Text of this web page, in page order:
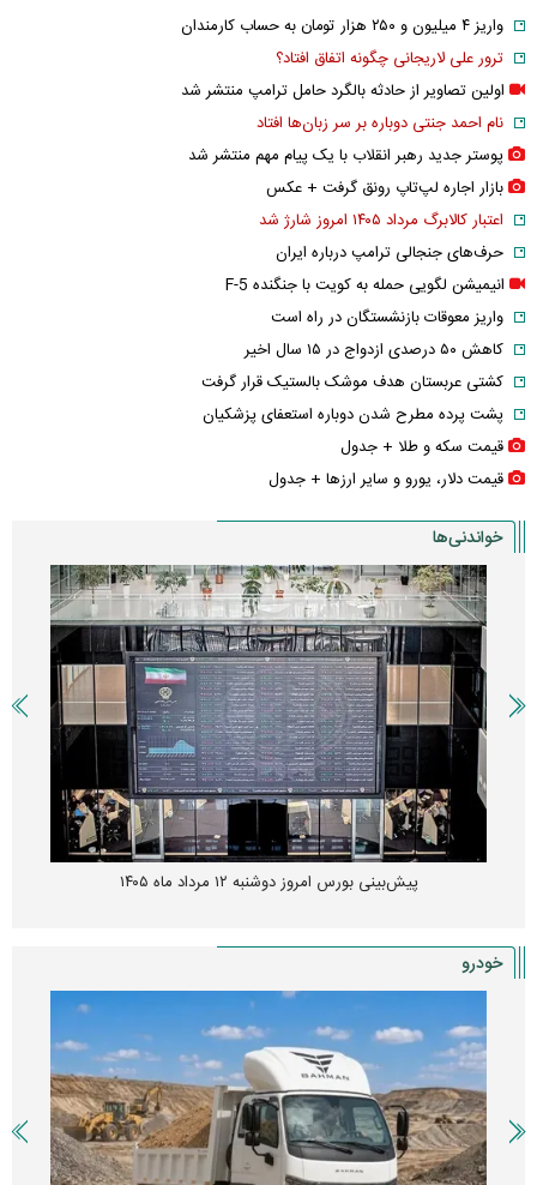
واریز ۴ میلیون و ۲۵۰ هزار تومان به حساب کارمندان
ترور علی لاریجانی چگونه اتفاق افتاد؟
اولین تصاویر از حادثه بالگرد حامل ترامپ منتشر شد
نام احمد جنتی دوباره بر سر زبان‌ها افتاد
پوستر جدید رهبر انقلاب با یک پیام مهم منتشر شد
بازار اجاره لپ‌تاپ رونق گرفت + عکس
اعتبار کالابرگ مرداد ۱۴۰۵ امروز شارژ شد
حرف‌های جنجالی ترامپ درباره ایران
انیمیشن لگویی حمله به کویت با جنگنده F-5
واریز معوقات بازنشستگان در راه است
کاهش ۵۰ درصدی ازدواج در ۱۵ سال اخیر
کشتی عربستان هدف موشک بالستیک قرار گرفت
پشت پرده مطرح شدن دوباره استعفای پزشکیان
قیمت سکه و طلا + جدول
قیمت دلار، یورو و سایر ارز‌ها + جدول
خواندنی‌ها
پیش‌بینی بورس امروز دوشنبه ۱۲ مرداد ماه ۱۴۰۵
خودرو